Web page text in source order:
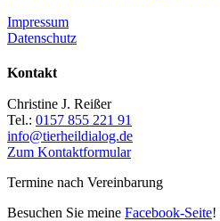
Impressum
Datenschutz
Kontakt
Christine J. Reißer
Tel.: 0157 855 221 91
info@tierheildialog.de
Zum Kontaktformular
Termine nach Vereinbarung
Besuchen Sie meine Facebook-Seite!